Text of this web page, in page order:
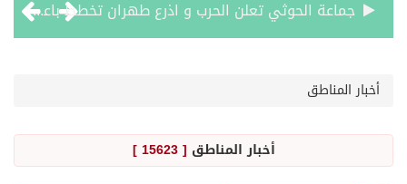
جماعة الحوثي تعلن الحرب و اذرع طهران تخطط باعمال ارهابية واسعة تطال دول الشرق الاوسط
جراء عدوان الاحتلال المتواصل على مخيم قلنديا إصابة 48 فلسطينيًا
أخبار المناطق
أخبار المناطق [ 15623 ]